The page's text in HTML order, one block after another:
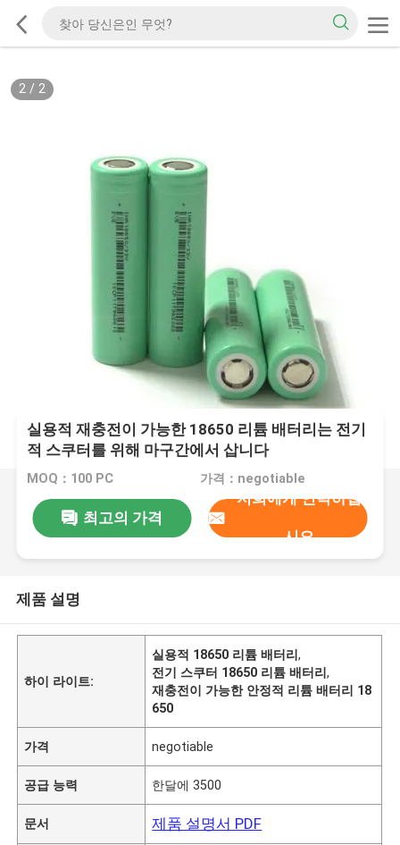
2/ 2
실용적 재충전이 가능한 18650 리튬 배터리는 전기
적 스쿠터를 위해 마구간에서 삽니다
MOQ：100 PC 가격：negotiable
최고의 가격
저희에게 연락하십
시오
제품 설명
하이 라이트:
실용적 18650 리튬 배터리,
전기 스쿠터 18650 리튬 배터리,
재충전이 가능한 안정적 리튬 배터리 18
650
가격 negotiable
공급 능력 한달에 3500
문서 제품 설명서 PDF